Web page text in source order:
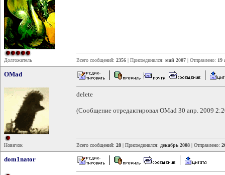
Долгожитель Всего сообщений: 2356 | Присоединился: май 2007 | Отправлено: 19
OMad
Новичок
delete
(Сообщение отредактировал OMad 30 апр. 2009
Всего сообщений: 28 | Присоединился: декабрь 2008 | Отправлено:
dom1nator